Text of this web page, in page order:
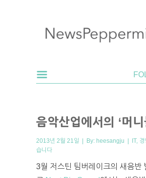
음악산업에서의 ‘머니
2013년 2월 21일 | By: heesangju | IT, 경
습니다
3월 저스틴 팀버레이크의 새음반